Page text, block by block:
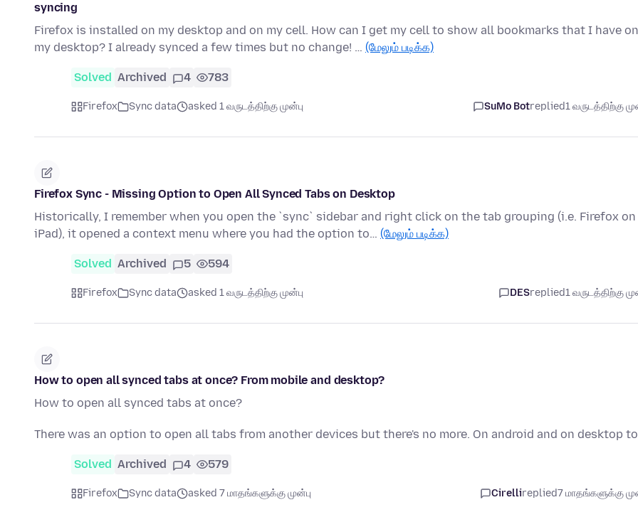
syncing
Firefox is installed on my desktop and on my cell. How can I get my cell to show all bookmarks that I have on
my desktop? I already synced a few times but no change! … (மேலும் படிக்க)
Solved Archived 4 783
Firefox Sync data asked 1 வருடத்திற்கு முன்பு SuMo Botreplied1 வருடத்திற்கு
Firefox Sync - Missing Option to Open All Synced Tabs on Desktop
Historically, I remember when you open the `sync` sidebar and right click on the tab grouping (i.e. Firefox on
iPad), it opened a context menu where you had the option to… (மேலும் படிக்க)
Solved Archived 5 594
Firefox Sync data asked 1 வருடத்திற்கு முன்பு DESreplied1 வருடத்திற்கு
How to open all synced tabs at once? From mobile and desktop?
How to open all synced tabs at once?
There was an option to open all tabs from another devices but there's no more. On android and on desktop
Solved Archived 4 579
Firefox Sync data asked 7 மாதங்களுக்கு முன்பு Cirellireplied7 மாதங்களுக்கு